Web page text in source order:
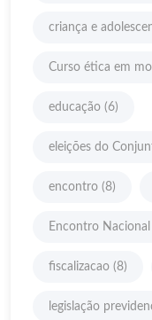
criança e
Curso ética em
educação (6)
eleições do
encontro (8)
Encontro Nacional
fiscalizacao (8)
legislação